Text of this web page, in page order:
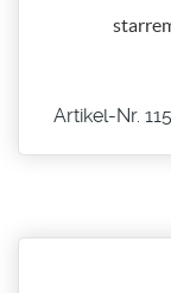
Artikel-Nr.